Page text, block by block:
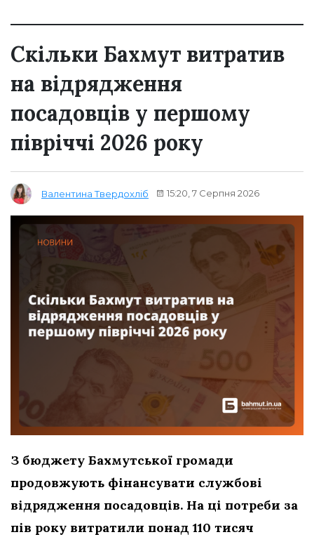
Скільки Бахмут витратив
на відрядження
посадовців у першому
півріччі 2026 року
Валентина Твердохліб 15:20, 7 Серпня 2026
З бюджету Бахмутської громади
продовжують фінансувати службові
відрядження посадовців. На ці потреби за
пів року витратили понад 110 тисяч